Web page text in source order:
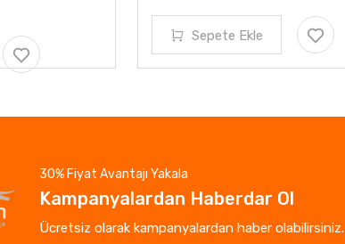
Sepete Ekle
30% Fiyat Avantajı Yakala
Kampanyalardan Haberdar Ol
Ücretsiz olarak kampanyalardan haber olabilirsiniz.